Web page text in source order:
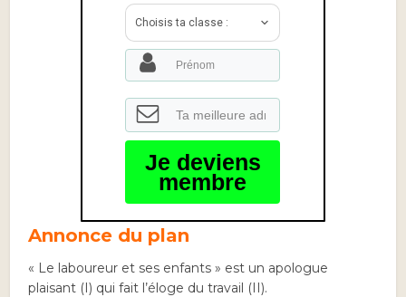
Choisis ta classe :
Je deviens
membre
Annonce du plan
« Le laboureur et ses enfants » est un apologue
plaisant (I) qui fait l’éloge du travail (II).